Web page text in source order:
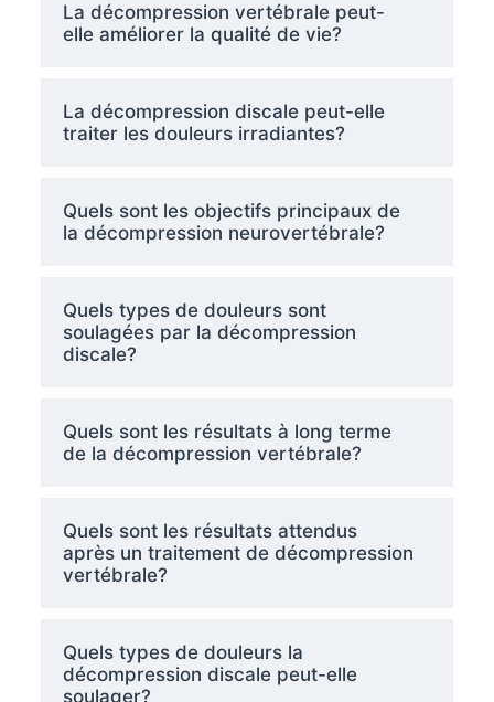
La décompression vertébrale peut-
elle améliorer la qualité de vie?
La décompression discale peut-elle
traiter les douleurs irradiantes?
Quels sont les objectifs principaux de
la décompression neurovertébrale?
Quels types de douleurs sont
soulagées par la décompression
discale?
Quels sont les résultats à long terme
de la décompression vertébrale?
Quels sont les résultats attendus
après un traitement de décompression
vertébrale?
Quels types de douleurs la
décompression discale peut-elle
soulager?